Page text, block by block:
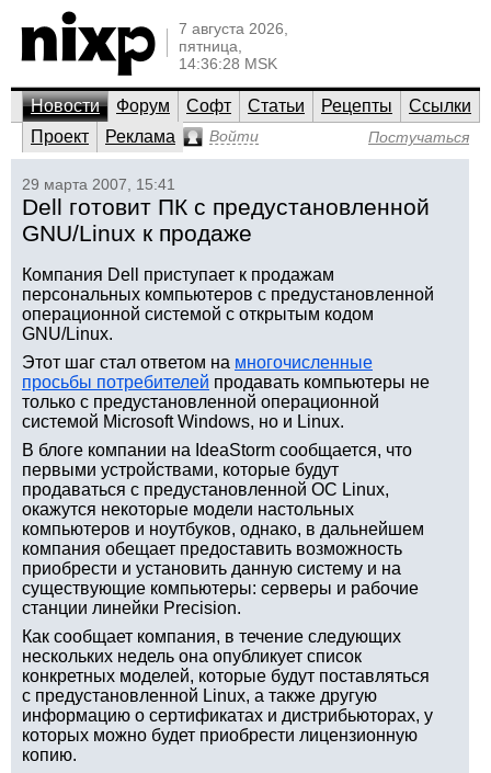
7 августа 2026,
пятница,
14:36:28 MSK
Новости Форум Софт Статьи Рецепты
Ссылки
Проект
Реклама Войти Постучаться
29 марта 2007, 15:41
Dell готовит ПК с предустановленной
GNU/Linux к продаже
Компания Dell приступает к продажам
персональных компьютеров с предустановленной
операционной системой с открытым кодом
GNU/Linux.
Этот шаг стал ответом на многочисленные
просьбы потребителей продавать компьютеры не
только с предустановленной операционной
системой Microsoft Windows, но и Linux.
В блоге компании на IdeaStorm сообщается, что
первыми устройствами, которые будут
продаваться с предустановленной ОС Linux,
окажутся некоторые модели настольных
компьютеров и ноутбуков, однако, в дальнейшем
компания обещает предоставить возможность
приобрести и установить данную систему и на
существующие компьютеры: серверы и рабочие
станции линейки Precision.
Как сообщает компания, в течение следующих
нескольких недель она опубликует список
конкретных моделей, которые будут поставляться
с предустановленной Linux, а также другую
информацию о сертификатах и дистрибьюторах, у
которых можно будет приобрести лицензионную
копию.